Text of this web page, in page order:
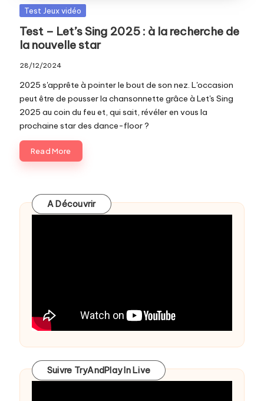
Posted
Test Jeux vidéo
Test – Let’s Sing 2025 : à la recherche de
la nouvelle star
28/12/2024
2025 s'apprête à pointer le bout de son nez. L'occasion
peut être de pousser la chansonnette grâce à Let's Sing
2025 au coin du feu et, qui sait, révéler en vous la
prochaine star des dance-floor ?
Read More
A Découvrir
Suivre TryAndPlay In Live